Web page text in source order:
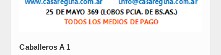
Caballeros A 1